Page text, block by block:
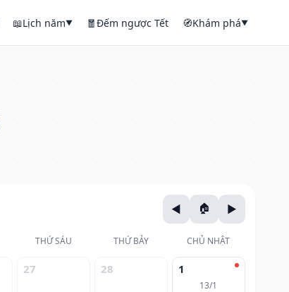
📖Lịch năm▼ 🧧Đếm ngược Tết 🧭Khám phá▼
THỨ SÁU THỨ BẢY CHỦ NHẬT
27 28 1
13/1